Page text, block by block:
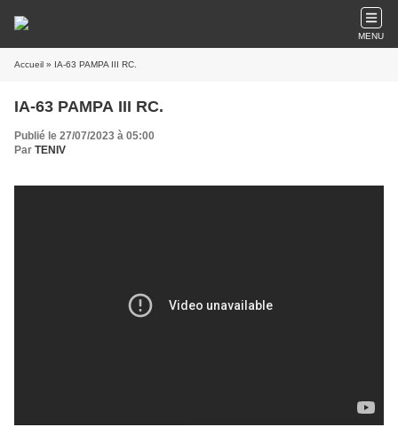
MENU
Accueil » IA-63 PAMPA III RC.
IA-63 PAMPA III RC.
Publié le 27/07/2023 à 05:00
Par TENIV